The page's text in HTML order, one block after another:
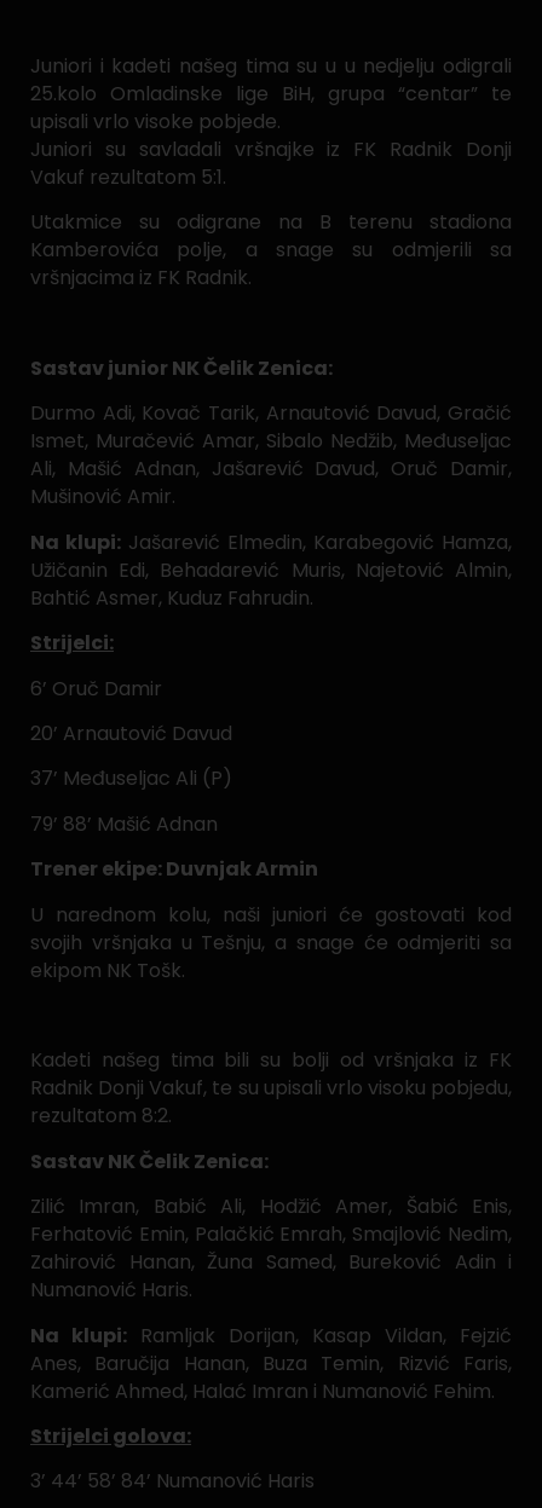
Juniori i kadeti našeg tima su u u nedjelju odigrali
25.kolo Omladinske lige BiH, grupa “centar” te
upisali vrlo visoke pobjede.
Juniori su savladali vršnajke iz FK Radnik Donji
Vakuf rezultatom 5:1.
Utakmice su odigrane na B terenu stadiona
Kamberovića polje, a snage su odmjerili sa
vršnjacima iz FK Radnik.
Sastav junior NK Čelik Zenica:
Durmo Adi, Kovač Tarik, Arnautović Davud, Gračić
Ismet, Muračević Amar, Sibalo Nedžib, Međuseljac
Ali, Mašić Adnan, Jašarević Davud, Oruč Damir,
Mušinović Amir.
Na klupi: Jašarević Elmedin, Karabegović Hamza,
Užičanin Edi, Behadarević Muris, Najetović Almin,
Bahtić Asmer, Kuduz Fahrudin.
Strijelci:
6’ Oruč Damir
20’ Arnautović Davud
37’ Međuseljac Ali (P)
79’ 88’ Mašić Adnan
Trener ekipe: Duvnjak Armin
U narednom kolu, naši juniori će gostovati kod
svojih vršnjaka u Tešnju, a snage će odmjeriti sa
ekipom NK Tošk.
Kadeti našeg tima bili su bolji od vršnjaka iz FK
Radnik Donji Vakuf, te su upisali vrlo visoku pobjedu,
rezultatom 8:2.
Sastav NK Čelik Zenica:
Zilić Imran, Babić Ali, Hodžić Amer, Šabić Enis,
Ferhatović Emin, Palačkić Emrah, Smajlović Nedim,
Zahirović Hanan, Žuna Samed, Bureković Adin i
Numanović Haris.
Na klupi: Ramljak Dorijan, Kasap Vildan, Fejzić
Anes, Baručija Hanan, Buza Temin, Rizvić Faris,
Kamerić Ahmed, Halać Imran i Numanović Fehim.
Strijelci golova:
3’ 44’ 58’ 84’ Numanović Haris